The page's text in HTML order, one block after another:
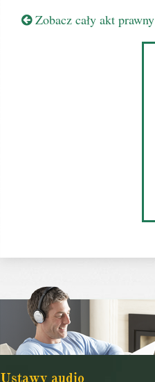
Zobacz cały akt prawny
Ustawy audio